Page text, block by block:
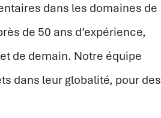
dans les domaines de
de 50 ans d’expérience,
de demain. Notre équipe
dans leur globalité, pour des